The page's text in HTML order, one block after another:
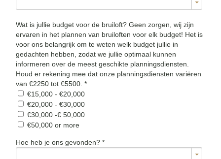
Wat is jullie budget voor de bruiloft? Geen zorgen, wij zijn
ervaren in het plannen van bruiloften voor elk budget! Het is
voor ons belangrijk om te weten welk budget jullie in
gedachten hebben, zodat we jullie optimaal kunnen
informeren over de meest geschikte planningsdiensten.
Houd er rekening mee dat onze planningsdiensten variëren
van €2250 tot €5500. *
€15,000 - €20,000
€20,000 - €30,000
€30,000 -€ 50,000
€50,000 or more
Hoe heb je ons gevonden? *